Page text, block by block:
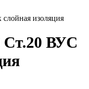
изоляция
Ст.20 ВУС